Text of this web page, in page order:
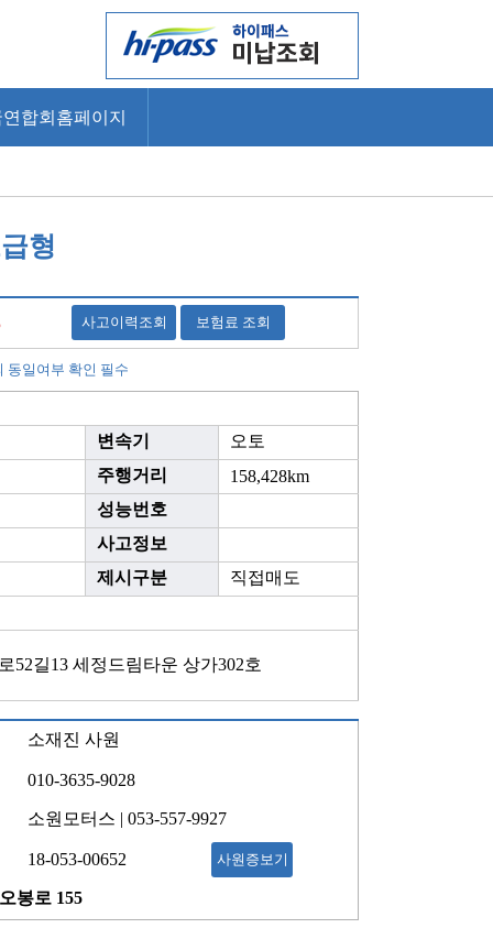
합회홈페이지
형
사고이력조회 보험료 조회
동일여부 확인 필수
변속기
오토
주행거리
158,428km
성능번호
사고정보
제시구분
직접매도
52길13 세정드림타운 상가302호
소재진 사원
010-3635-9028
소원모터스 | 053-557-9927
18-053-00652 사원증보기
봉로 155